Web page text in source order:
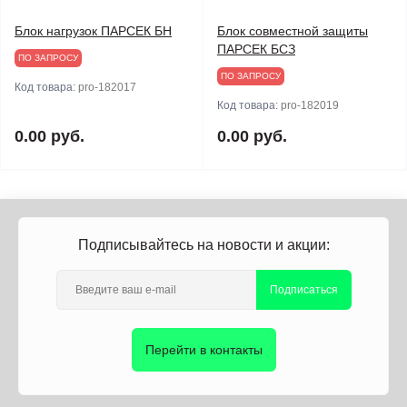
Блок нагрузок ПАРСЕК БН
ПО ЗАПРОСУ
Код товара: pro-182017
0.00 руб.
Блок совместной защиты
ПАРСЕК БСЗ
ПО ЗАПРОСУ
Код товара: pro-182019
0.00 руб.
Подписывайтесь на новости и акции:
Подписаться
Перейти в контакты